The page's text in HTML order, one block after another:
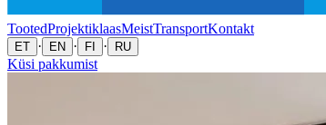
TootedProjektiklaasMeistTransportKontakt
ET · EN · FI · RU
Küsi pakkumist